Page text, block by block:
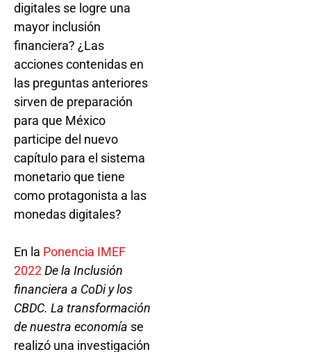
digitales se logre una
mayor inclusión
financiera? ¿Las
acciones contenidas en
las preguntas anteriores
sirven de preparación
para que México
participe del nuevo
capítulo para el sistema
monetario que tiene
como protagonista a las
monedas digitales?
En la Ponencia IMEF
2022De la Inclusión
financiera a CoDi y los
CBDC. La transformación
de nuestra economía se
realizó una investigación